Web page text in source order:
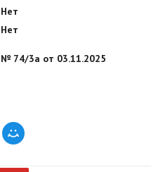
Нет
Нет
№ 74/3а от 03.11.2025